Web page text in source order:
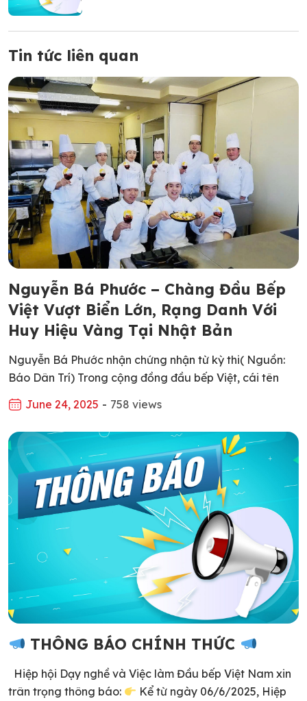
Tin tức liên quan
Nguyễn Bá Phước – Chàng Đầu Bếp
Việt Vượt Biển Lớn, Rạng Danh Với
Huy Hiệu Vàng Tại Nhật Bản
Nguyễn Bá Phước nhận chứng nhận từ kỳ thi( Nguồn:
Báo Dân Trí) Trong cộng đồng đầu bếp Việt, cái tên
Nguyễn Bá Phước đã không còn xa lạ – đặc biệt với
những ai theo đuổi tinh thần và kỹ thuật nấu ăn chuẩn
mực của ẩm thực Nhật Bản. Vượt qua nhiều thử […]
June 24, 2025 - 758 views
THÔNG BÁO CHÍNH THỨC
Hiệp hội Dạy nghề và Việc làm Đầu bếp Việt Nam xin
trân trọng thông báo:
Kể từ ngày 06/6/2025, Hiệp